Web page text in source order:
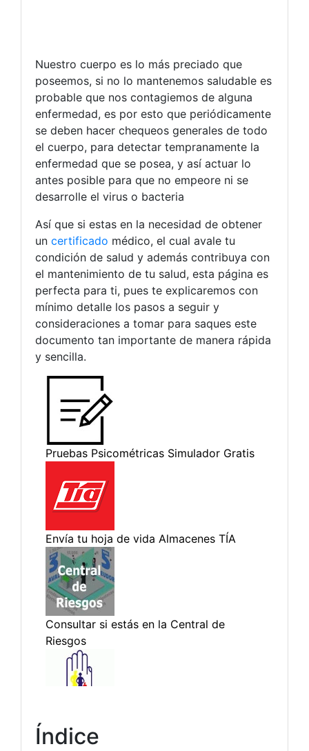
Nuestro cuerpo es lo más preciado que
poseemos, si no lo mantenemos saludable es
probable que nos contagiemos de alguna
enfermedad, es por esto que periódicamente
se deben hacer chequeos generales de todo
el cuerpo, para detectar tempranamente la
enfermedad que se posea, y así actuar lo
antes posible para que no empeore ni se
desarrolle el virus o bacteria
Así que si estas en la necesidad de obtener
un certificado médico, el cual avale tu
condición de salud y además contribuya con
el mantenimiento de tu salud, esta página es
perfecta para ti, pues te explicaremos con
mínimo detalle los pasos a seguir y
consideraciones a tomar para saques este
documento tan importante de manera rápida
y sencilla.
Índice